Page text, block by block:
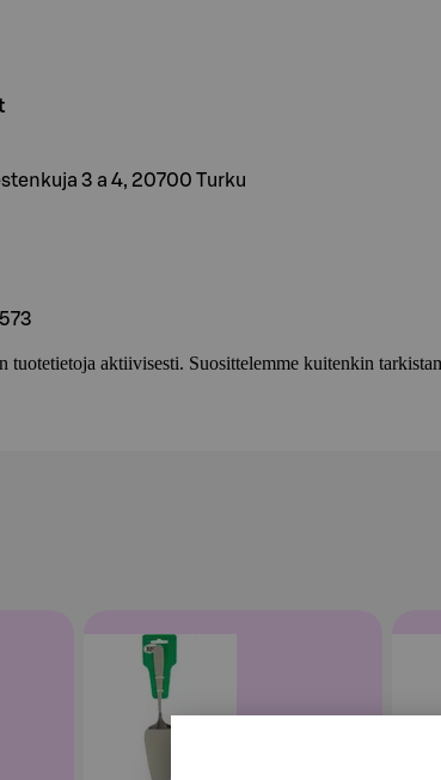
3 a 4, 20700 Turku
tuotetietoja aktiivisesti. Suosittelemme kuitenkin